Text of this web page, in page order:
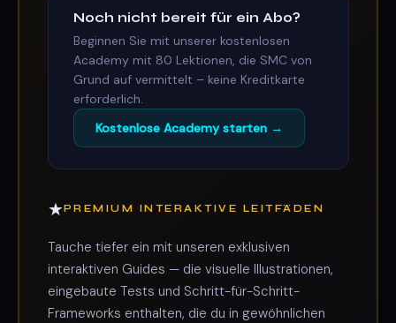
Noch nicht bereit für ein Abo?
Beginnen Sie mit unserer kostenlosen
Academy mit 80 Lektionen, die SMC von
Grund auf vermittelt – keine Kreditkarte
erforderlich.
Kostenlose Academy starten →
★ PREMIUM INTERAKTIVE LEITFÄDEN
Tauche tiefer ein mit unseren exklusiven
interaktiven Guides — die visuelle Illustrationen,
eingebaute Tests und Schritt-für-Schritt-
Frameworks enthalten, die du in gewöhnlichen